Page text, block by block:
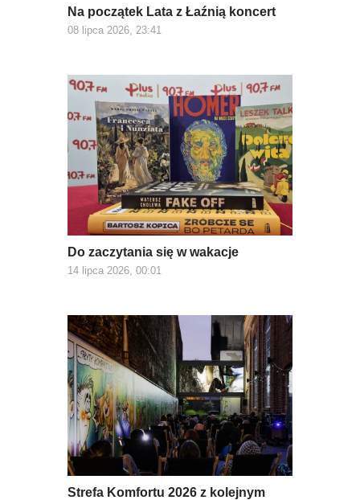
Na początek Lata z Łaźnią koncert
08 lipca 2026, 23:41
Do zaczytania się w wakacje
14 lipca 2026, 00:01
Strefa Komfortu 2026 z kolejnym